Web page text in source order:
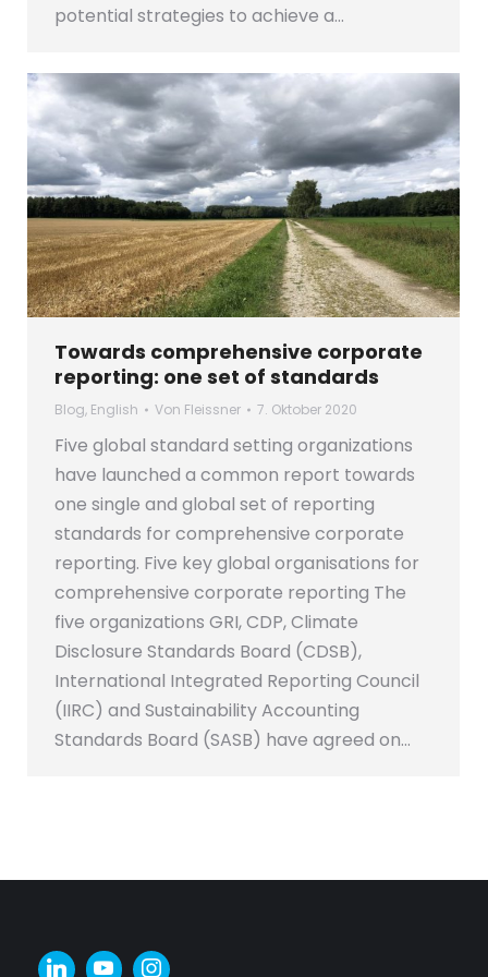
potential strategies to achieve a…
Towards comprehensive corporate
reporting: one set of standards
Blog, English Von Fleissner 7. Oktober 2020
Five global standard setting organizations
have launched a common report towards
one single and global set of reporting
standards for comprehensive corporate
reporting. Five key global organisations for
comprehensive corporate reporting The
five organizations GRI, CDP, Climate
Disclosure Standards Board (CDSB),
International Integrated Reporting Council
(IIRC) and Sustainability Accounting
Standards Board (SASB) have agreed on…